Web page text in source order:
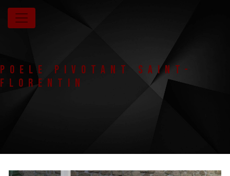
Panneau de gestion des cookies
Poele pivotant Saint-
Florentin